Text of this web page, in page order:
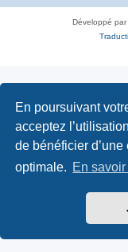
En poursuivant
acceptez
de bénéficier
optimale. En
Développé par